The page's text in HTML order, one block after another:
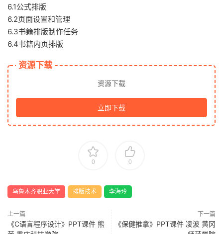
6.1公式排版
6.2页面设置和管理
6.3书籍排版制作任务
6.4书籍内页排版
资源下载
资源下载
立即下载
0 0
乌鲁木齐职业大学 排版技术 李海玲
上一篇
《C语言程序设计》PPT课件 熊
下一篇
《保健推拿》PPT课件 凌波 黄冈